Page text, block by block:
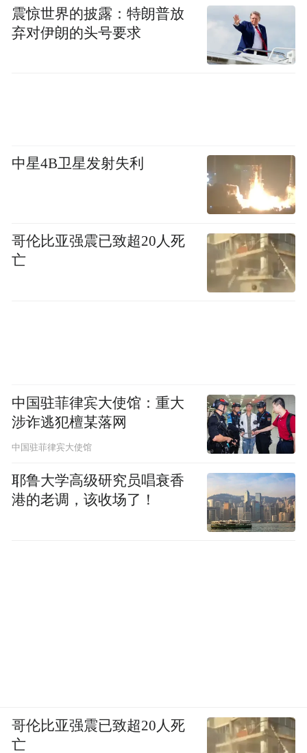
震惊世界的披露：特朗普放
弃对伊朗的头号要求
中星4B卫星发射失利
哥伦比亚强震已致超20人死
亡
中国驻菲律宾大使馆：重大
涉诈逃犯檀某落网
中国驻菲律宾大使馆
耶鲁大学高级研究员唱衰香
港的老调，该收场了！
哥伦比亚强震已致超20人死
亡